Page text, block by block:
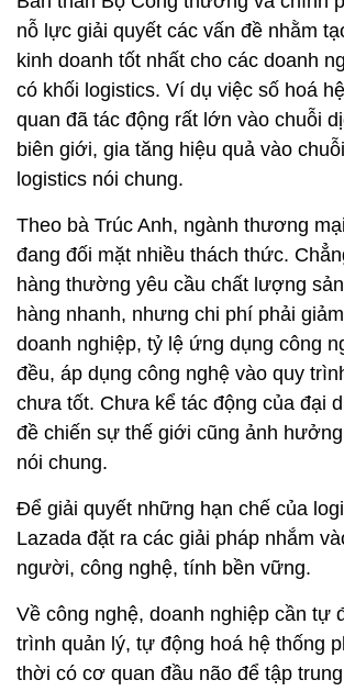
logistics nói chung.
Theo bà Trúc Anh, ngành thương
đang đối mặt nhiều thách thức.
hàng thường yêu cầu chất lượng sản
hàng nhanh, nhưng chi phí phải
doanh nghiệp, tỷ lệ ứng dụng công
chưa tốt. Chưa kể tác động của đại
đề chiến sự thế giới cũng ảnh hưởng
nói chung.
Để giải quyết những hạn chế của
Lazada đặt ra các giải pháp nhắm
người, công nghệ, tính bền vững.
Về công nghệ, doanh nghiệp cần tự
trình quản lý, tự động hoá hệ thống
thời có cơ quan đầu não để tập trung
lý sự cố ngay khi vừa khởi phát.
Chẳng hạn, cần áp dụng trí tuệ nhân
học vào quá trình tính toán thời gian
đồng thời áp dụng thuật toán cho
khác nhau. Ví dụ một đơn hàng giao